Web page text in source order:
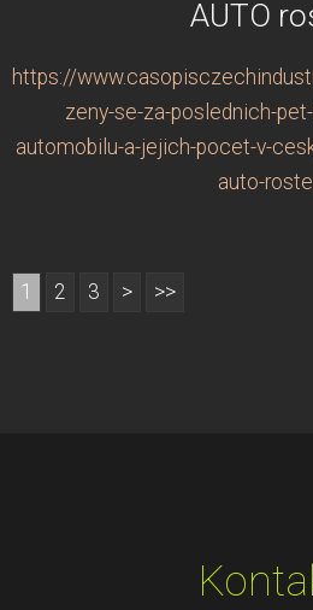
AUTO
https://
zeny-se-za-poslednich-
automobilu-a-jejich-pocet-v-
auto-
1 2 3 > >>